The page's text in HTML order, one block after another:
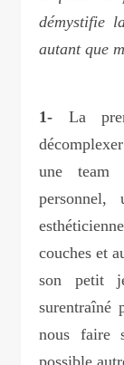
démystifie
autant que
1- La
une team
couches et
son petit
surentraîné
nous faire
possible